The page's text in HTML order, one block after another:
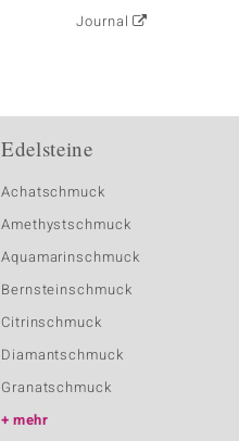
Journal
Edelsteine
Achatschmuck
Amethystschmuck
Aquamarinschmuck
Bernsteinschmuck
Citrinschmuck
Diamantschmuck
Granatschmuck
mehr